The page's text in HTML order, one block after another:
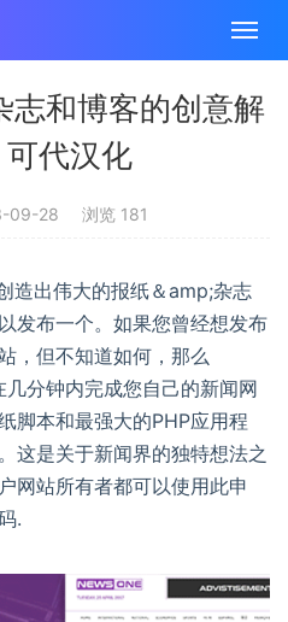
和博客的创意解
代汉化
09-28 浏览 181
造出伟大的报纸＆amp;杂志
发布一个。如果您曾经想发布
，但不知道如何，那么
分钟内完成您自己的新闻网
脚本和最强大的PHP应用程
这是关于新闻界的独特想法之
网站所有者都可以使用此申
.